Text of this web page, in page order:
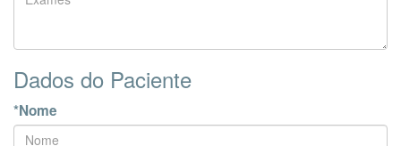
Dados do Paciente
*Nome